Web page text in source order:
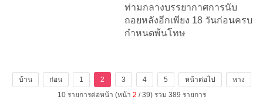
ท่ามกลางบรรยากาศการนับ
ถอยหลังอีกเพียง 18 วันก่อนครบ
กำหนดพ้นโทษ
บ้าน ก่อน 1 2 3 4 5 หน้าต่อไป
หาง
10 รายการต่อหน้า (หน้า 2 / 39) รวม 389 รายการ